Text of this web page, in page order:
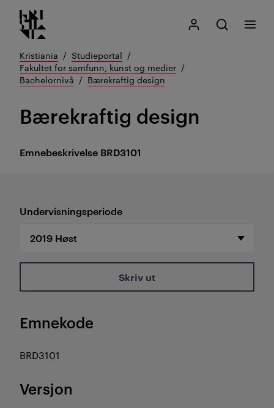
Gå
til
innhold
Kristiania logo
Mitt Kristiania
Åpne søk
Søk
Meny
Kristiania
Studieportal
Fakultet for samfunn, kunst og medier
Bachelornivå
Bærekraftig design
Emnebeskrivelse BRD3101
Bærekraftig design
Undervisningsperiode
Skriv ut
Emnekode
BRD3101
Versjon